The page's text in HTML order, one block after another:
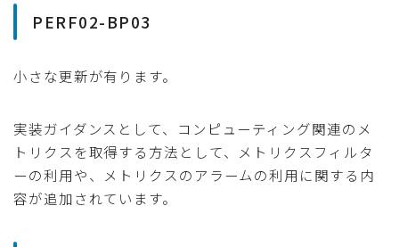
PERF02-BP03
小さな更新が有ります。
実装ガイダンスとして、コンピューティング関連のメ
トリクスを取得する方法として、メトリクスフィルタ
ーの利用や、メトリクスのアラームの利用に関する内
容が追加されています。